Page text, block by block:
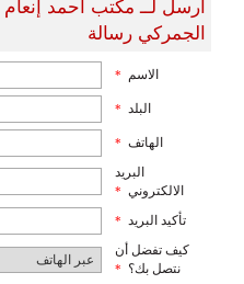
أرسل لــ مكتب أحمد
الجمركي رسالة
الاسم *
البلد *
الهاتف *
البريد
الالكتروني *
تأكيد البريد *
كيف تفضل أن
نتصل بك؟ *